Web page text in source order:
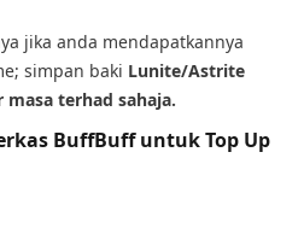
jika anda mendapatkannya
simpan baki Lunite/Astrite
terhad sahaja.
BuffBuff untuk Top Up